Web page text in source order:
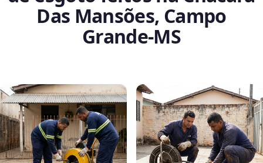
Das Mansões, Campo
Grande‑MS